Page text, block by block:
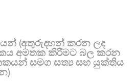
(අතුරුදහන් කරන ලද
අමතක කිරීමට බල කරන
සමග සත්‍ය සහ යුක්තිය